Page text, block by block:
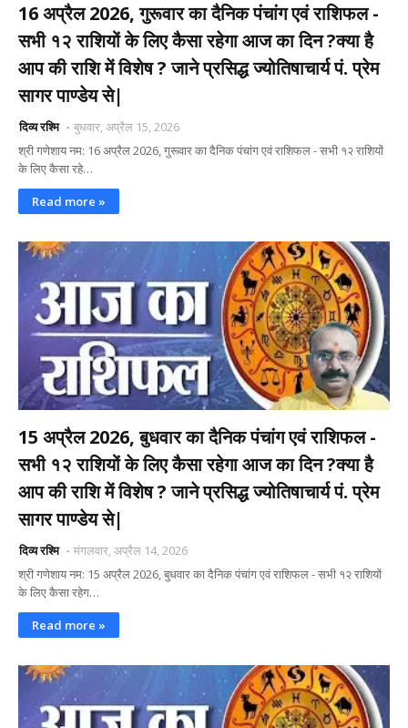
16 अप्रैल 2026, गुरूवार का दैनिक पंचांग एवं राशिफल -
सभी १२ राशियों के लिए कैसा रहेगा आज का दिन ?क्या है
आप की राशि में विशेष ? जाने प्रसिद्ध ज्योतिषाचार्य पं. प्रेम
सागर पाण्डेय से|
दिव्य रश्मि
बुधवार, अप्रैल 15, 2026
श्री गणेशाय नम: 16 अप्रैल 2026, गुरूवार का दैनिक पंचांग एवं राशिफल - सभी १२ राशियों
के लिए कैसा रहे…
Read more »
15 अप्रैल 2026, बुधवार का दैनिक पंचांग एवं राशिफल -
सभी १२ राशियों के लिए कैसा रहेगा आज का दिन ?क्या है
आप की राशि में विशेष ? जाने प्रसिद्ध ज्योतिषाचार्य पं. प्रेम
सागर पाण्डेय से|
दिव्य रश्मि
मंगलवार, अप्रैल 14, 2026
श्री गणेशाय नम: 15 अप्रैल 2026, बुधवार का दैनिक पंचांग एवं राशिफल - सभी १२ राशियों
के लिए कैसा रहेग…
Read more »